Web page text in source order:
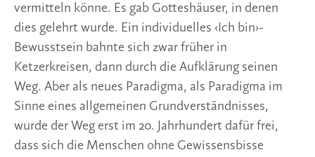
vermitteln könne. Es gab Gotteshäuser, in denen
dies gelehrt wurde. Ein individuelles ‹Ich bin›-
Bewusstsein bahnte sich zwar früher in
Ketzerkreisen, dann durch die Aufklärung seinen
Weg. Aber als neues Paradigma, als Paradigma im
Sinne eines allgemeinen Grundverständnisses,
wurde der Weg erst im 20. Jahrhundert dafür frei,
dass sich die Menschen ohne Gewissensbisse